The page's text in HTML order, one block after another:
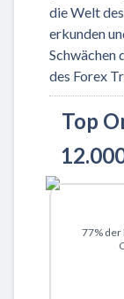
die Welt
erkunden
Schwächen
des Forex
Top
77%